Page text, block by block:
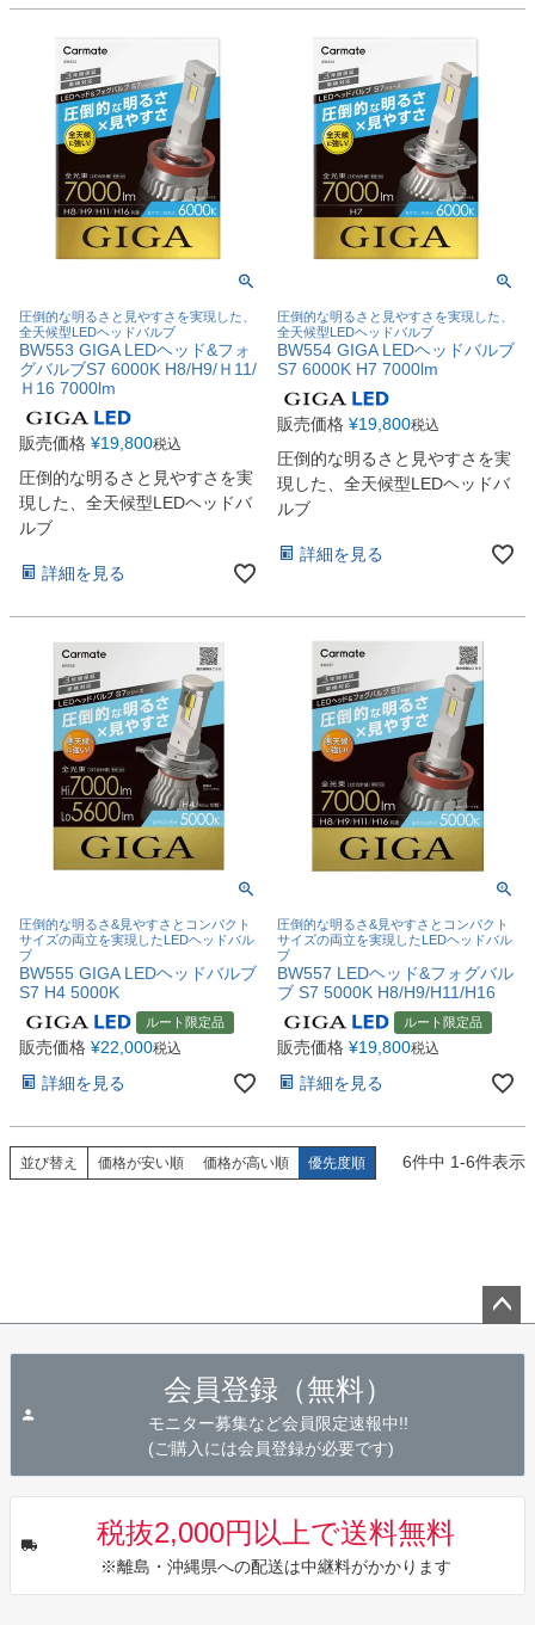
圧倒的な明るさと見やすさを実現した、
全天候型LEDヘッドバルブ
BW553 GIGA LEDヘッド&フォ
グバルブS7 6000K H8/H9/Ｈ11/
Ｈ16 7000lm
販売価格 ¥19,800税込
圧倒的な明るさと見やすさを実
現した、全天候型LEDヘッドバ
ルブ
詳細を見る
圧倒的な明るさと見やすさを実現した、
全天候型LEDヘッドバルブ
BW554 GIGA LEDヘッドバルブ
S7 6000K H7 7000lm
販売価格 ¥19,800税込
圧倒的な明るさと見やすさを実
現した、全天候型LEDヘッドバ
ルブ
詳細を見る
圧倒的な明るさ&見やすさとコンパクト
サイズの両立を実現したLEDヘッドバル
ブ
BW555 GIGA LEDヘッドバルブ
S7 H4 5000K
ルート限定品
販売価格 ¥22,000税込
詳細を見る
圧倒的な明るさ&見やすさとコンパクト
サイズの両立を実現したLEDヘッドバル
ブ
BW557 LEDヘッド&フォグバル
ブ S7 5000K H8/H9/H11/H16
ルート限定品
販売価格 ¥19,800税込
詳細を見る
並び替え 価格が安い順 価格が高い順 優先度順 6件中 1-6件表示
会員登録（無料）
モニター募集など会員限定速報中!!
(ご購入には会員登録が必要です)
税抜2,000円以上で送料無料
※離島・沖縄県への配送は中継料がかかります